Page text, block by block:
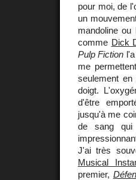
pour moi, de
un
mandoline
comme Dick
Pulp Fiction
me
seulement
doigt.
d'être
jusqu'à me
de sang qui
J'ai très
Musical
premier,